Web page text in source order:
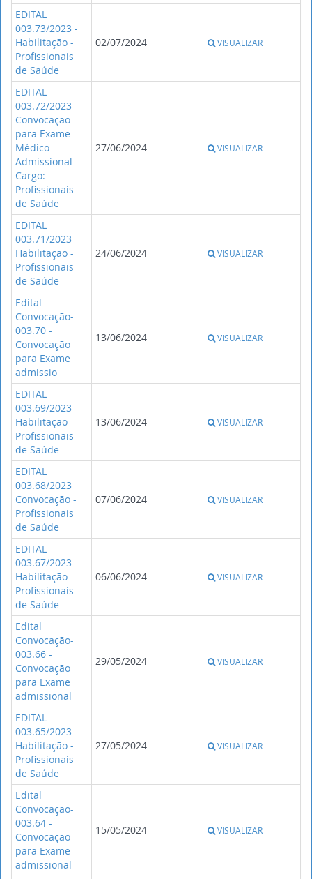
EDITAL
003.73/2023 -
Habilitação -
Profissionais
de Saúde
02/07/2024 VISUALIZAR
EDITAL
003.72/2023 -
Convocação
para Exame
Médico
Admissional -
Cargo:
Profissionais
de Saúde
27/06/2024 VISUALIZAR
EDITAL
003.71/2023
Habilitação -
Profissionais
de Saúde
24/06/2024 VISUALIZAR
Edital
Convocação-
003.70 -
Convocação
para Exame
admissio
13/06/2024 VISUALIZAR
EDITAL
003.69/2023
Habilitação -
Profissionais
de Saúde
13/06/2024 VISUALIZAR
EDITAL
003.68/2023
Convocação -
Profissionais
de Saúde
07/06/2024 VISUALIZAR
EDITAL
003.67/2023
Habilitação -
Profissionais
de Saúde
06/06/2024 VISUALIZAR
Edital
Convocação-
003.66 -
Convocação
para Exame
admissional
29/05/2024 VISUALIZAR
EDITAL
003.65/2023
Habilitação -
Profissionais
de Saúde
27/05/2024 VISUALIZAR
Edital
Convocação-
003.64 -
Convocação
para Exame
admissional
15/05/2024 VISUALIZAR